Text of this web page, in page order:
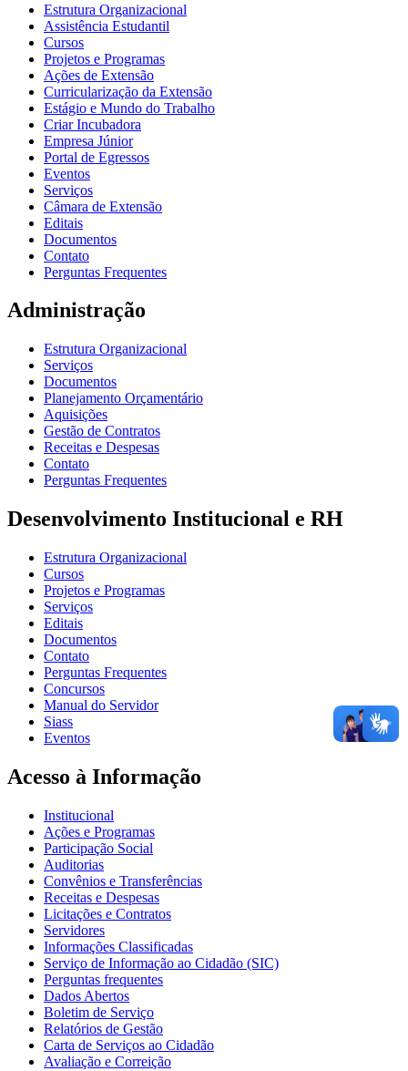
Estrutura Organizacional
Assistência Estudantil
Cursos
Projetos e Programas
Ações de Extensão
Curricularização da Extensão
Estágio e Mundo do Trabalho
Criar Incubadora
Empresa Júnior
Portal de Egressos
Eventos
Serviços
Câmara de Extensão
Editais
Documentos
Contato
Perguntas Frequentes
Administração
Estrutura Organizacional
Serviços
Documentos
Planejamento Orçamentário
Aquisições
Gestão de Contratos
Receitas e Despesas
Contato
Perguntas Frequentes
Desenvolvimento Institucional e RH
Estrutura Organizacional
Cursos
Projetos e Programas
Serviços
Editais
Documentos
Contato
Perguntas Frequentes
Concursos
Manual do Servidor
Siass
Eventos
Acesso à Informação
Institucional
Ações e Programas
Participação Social
Auditorias
Convênios e Transferências
Receitas e Despesas
Licitações e Contratos
Servidores
Informações Classificadas
Serviço de Informação ao Cidadão (SIC)
Perguntas frequentes
Dados Abertos
Boletim de Serviço
Relatórios de Gestão
Carta de Serviços ao Cidadão
Avaliação e Correição